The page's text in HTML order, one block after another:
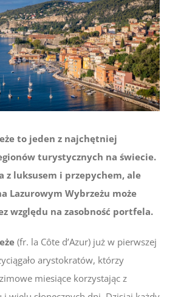
to jeden z najchętniej
turystycznych na świecie.
z luksusem i przepychem, ale
Lazurowym Wybrzeżu może
względu na zasobność portfela.
(fr. la Côte d’Azur) już w pierwszej
arystokratów, którzy
miesiące korzystając z